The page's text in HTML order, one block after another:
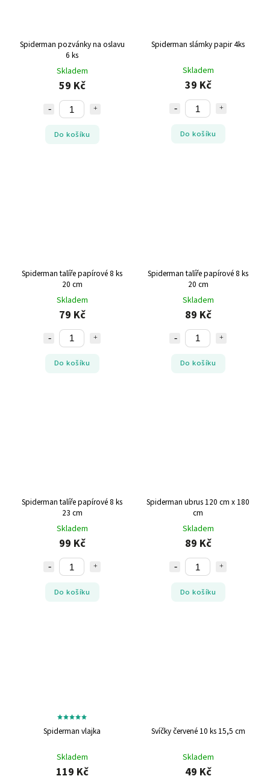
Spiderman pozvánky na oslavu
6 ks
Skladem
59 Kč
Do košíku
Spiderman slámky papir 4ks
Skladem
39 Kč
Do košíku
Spiderman talíře papírové 8 ks
20 cm
Skladem
79 Kč
Do košíku
Spiderman talíře papírové 8 ks
20 cm
Skladem
89 Kč
Do košíku
Spiderman talíře papírové 8 ks
23 cm
Skladem
99 Kč
Do košíku
Spiderman ubrus 120 cm x 180
cm
Skladem
89 Kč
Do košíku
Spiderman vlajka
Skladem
119 Kč
Svíčky červené 10 ks 15,5 cm
Skladem
49 Kč